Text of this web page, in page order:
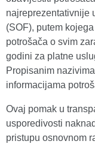
najreprezentativnije
(SOF), putem
potrošača o svim
godini za platne
Propisanim
informacijama
Ovaj pomak u
usporedivosti
pristupu osnovnom